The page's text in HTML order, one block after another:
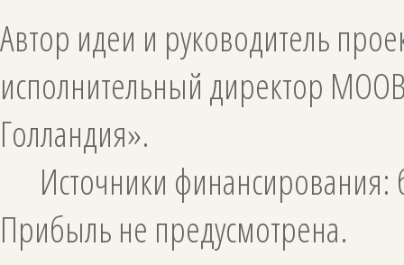
Автор идеи и руководитель
исполнительный директор
Источники финансирования:
Прибыль не предусмотрена.